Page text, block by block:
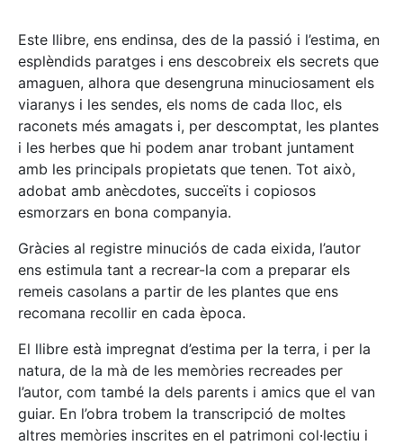
Este llibre, ens endinsa, des de la passió i l’estima, en
esplèndids paratges i ens descobreix els secrets que
amaguen, alhora que desengruna minuciosament els
viaranys i les sendes, els noms de cada lloc, els
raconets més amagats i, per descomptat, les plantes
i les herbes que hi podem anar trobant juntament
amb les principals propietats que tenen. Tot això,
adobat amb anècdotes, succeïts i copiosos
esmorzars en bona companyia.
Gràcies al registre minuciós de cada eixida, l’autor
ens estimula tant a recrear-la com a preparar els
remeis casolans a partir de les plantes que ens
recomana recollir en cada època.
El llibre està impregnat d’estima per la terra, i per la
natura, de la mà de les memòries recreades per
l’autor, com també la dels parents i amics que el van
guiar. En l’obra trobem la transcripció de moltes
altres memòries inscrites en el patrimoni col·lectiu i